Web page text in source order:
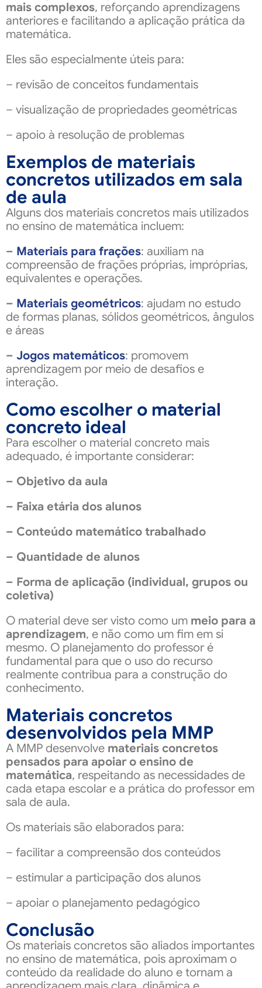
mais complexos, reforçando aprendizagens
anteriores e facilitando a aplicação prática da
matemática.
Eles são especialmente úteis para:
– revisão de conceitos fundamentais
– visualização de propriedades geométricas
– apoio à resolução de problemas
Exemplos de materiais
concretos utilizados em sala
de aula
Alguns dos materiais concretos mais utilizados
no ensino de matemática incluem:
– Materiais para frações: auxiliam na
compreensão de frações próprias, impróprias,
equivalentes e operações.
– Materiais geométricos: ajudam no estudo
de formas planas, sólidos geométricos, ângulos
e áreas
– Jogos matemáticos: promovem
aprendizagem por meio de desafios e
interação.
Como escolher o material
concreto ideal
Para escolher o material concreto mais
adequado, é importante considerar:
– Objetivo da aula
– Faixa etária dos alunos
– Conteúdo matemático trabalhado
– Quantidade de alunos
– Forma de aplicação (individual, grupos ou
coletiva)
O material deve ser visto como um meio para a
aprendizagem, e não como um fim em si
mesmo. O planejamento do professor é
fundamental para que o uso do recurso
realmente contribua para a construção do
conhecimento.
Materiais concretos
desenvolvidos pela MMP
A MMP desenvolve materiais concretos
pensados para apoiar o ensino de
matemática, respeitando as necessidades de
cada etapa escolar e a prática do professor em
sala de aula.
Os materiais são elaborados para:
– facilitar a compreensão dos conteúdos
– estimular a participação dos alunos
– apoiar o planejamento pedagógico
Conclusão
Os materiais concretos são aliados importantes
no ensino de matemática, pois aproximam o
conteúdo da realidade do aluno e tornam a